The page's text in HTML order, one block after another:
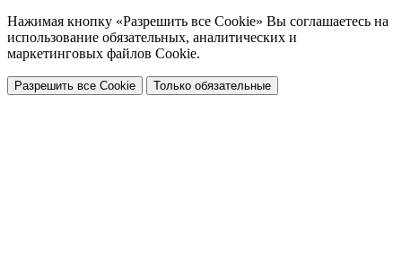
Нажимая кнопку «Разрешить все Cookie» Вы соглашаетесь на
использование обязательных, аналитических и
маркетинговых файлов Cookie.
Разрешить все Cookie Только обязательные